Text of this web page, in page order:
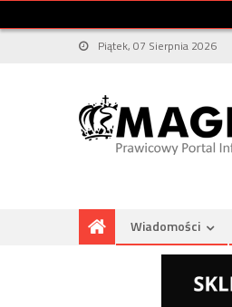
Piątek, 07 Sierpnia 2026
Wiadomości